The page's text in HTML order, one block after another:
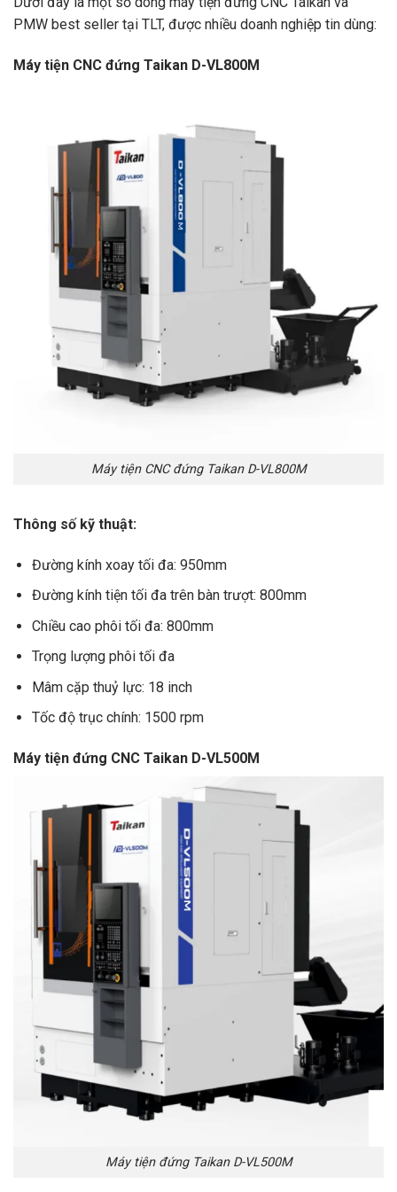
PMW best seller tại TLT, được nhiều doanh nghiệp tin dùng:
Máy tiện CNC đứng Taikan D-VL800M
Máy tiện CNC đứng Taikan D-VL800M
Thông số kỹ thuật:
Đường kính xoay tối đa: 950mm
Đường kính tiện tối đa trên bàn trượt: 800mm
Chiều cao phôi tối đa: 800mm
Trọng lượng phôi tối đa
Mâm cặp thuỷ lực: 18 inch
Tốc độ trục chính: 1500 rpm
Máy tiện đứng CNC Taikan D-VL500M
Máy tiện đứng Taikan D-VL500M